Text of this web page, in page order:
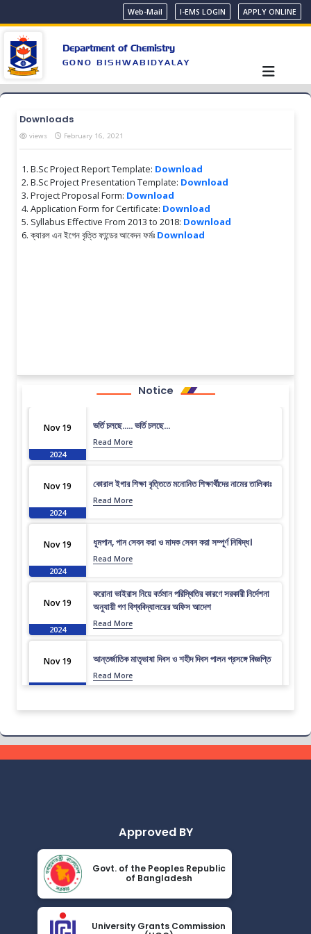
Web-Mail I-EMS LOGIN APPLY ONLINE
Department of Chemistry
GONO BISHWABIDYALAY
Downloads
views February 16, 2021
B.Sc Project Report Template: Download
B.Sc Project Presentation Template: Download
Project Proposal Form: Download
Application Form for Certificate: Download
Syllabus Effective From 2013 to 2018: Download
ক্যারল এন ইগেন বৃত্তি ফান্ডের আবেদন ফর্মঃ Download
Notice
Nov 19
2024
ভর্তি চলছে….. ভর্তি চলছে…
Read More
Nov 19
2024
কোরাল ইগার শিক্ষা বৃত্তিতে মনোনিত শিক্ষার্থীদের নামের তালিকাঃ
Read More
Nov 19
2024
ধূমপান, পান সেবন করা ও মাদক সেবন করা সম্পূর্ণ নিষিদ্ধ।
Read More
Nov 19
2024
করোনা ভাইরাস নিয়ে বর্তমান পরিস্থিতির কারণে সরকারী নির্দেশনা
অনুযায়ী গণ বিশ্ববিদ্যালয়ের অফিস আদেশ
Read More
Nov 19
2024
আন্তর্জাতিক মাতৃভাষা দিবস ও শহীদ দিবস পালন প্রসঙ্গে বিজ্ঞপ্তি
Read More
2024
এপ্রিল ২০২৩ সেমিস্টারের ফাইনাল পরীক্ষার (অনুষ্ঠিতব্য অক্টোবর
2024
সেমিস্টার ফি নোটিশ
Read More
Nov 19
2024
Read More
Approved BY
Govt. of the Peoples Republic
of Bangladesh
University Grants Commission